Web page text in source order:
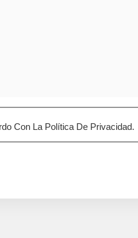
Con La Política De Privacidad.